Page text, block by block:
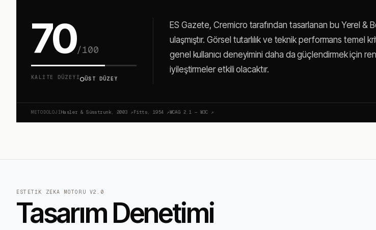
70/100
KALITE DÜZEYI○ÜST DÜZEY
ES Gazete, Cremicro tarafından tasarlanan bu Yerel
ulaşmıştır. Görsel tutarlılık ve teknik performans temel
genel kullanıcı deneyimini daha da güçlendirmek için
iyileştirmeler etkili olacaktır.
METODOLOJIHasler & Süsstrunk, 2003 ↗Fitts, 1954 ↗WCAG 2.1 — W3C ↗
ESTETIK ZEKA MOTORU V2.0
Tasarım Denetimi